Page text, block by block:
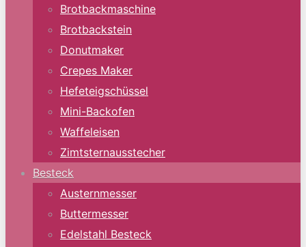
Brotbackmaschine
Brotbackstein
Donutmaker
Crepes Maker
Hefeteigschüssel
Mini-Backofen
Waffeleisen
Zimtsternausstecher
Besteck
Austernmesser
Buttermesser
Edelstahl Besteck